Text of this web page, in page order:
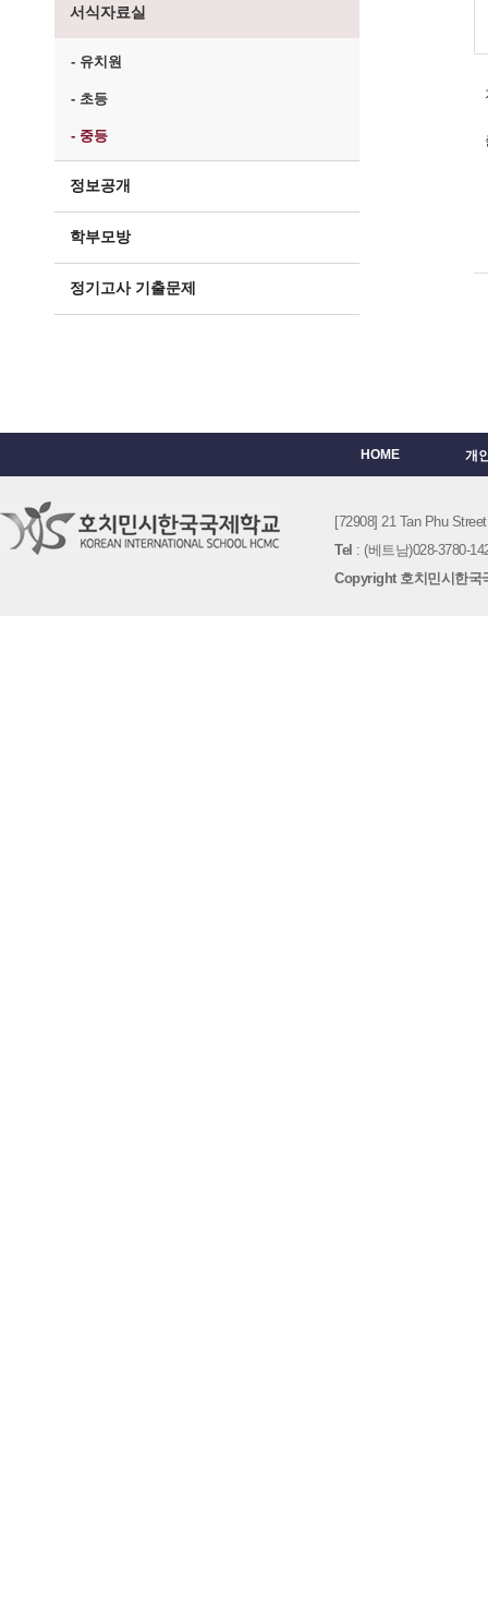
서식자료실
- 유치원
- 초등
- 중등
정보공개
학부모방
정기고사 기출문제
HOME 개
[72908] 21 Tan Phu
Tel : (베트남)028-3780-
Copyright 호치민시한국